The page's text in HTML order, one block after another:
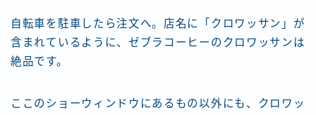
自転車を駐車したら注文へ。店名に「クロワッサン」が
含まれているように、ゼブラコーヒーのクロワッサンは
絶品です。
ここのショーウィンドウにあるもの以外にも、クロワッ